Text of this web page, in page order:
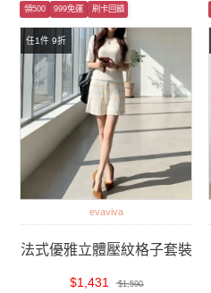
任1件 9折
領500 999免運 刷卡回饋
evaviva
法式優雅立體壓紋格子套裝
$1,431 $1,590